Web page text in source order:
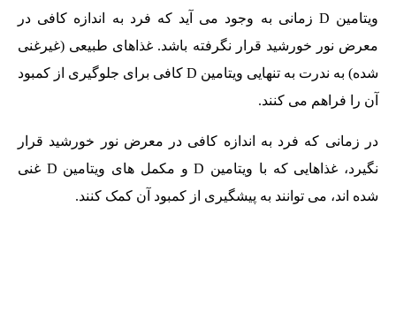
ویتامین D زمانی به وجود می آید که فرد به اندازه کافی در
معرض نور خورشید قرار نگرفته باشد. غذاهای طبیعی (غیرغنی
شده) به ندرت به تنهایی ویتامین D کافی برای جلوگیری از کمبود
آن را فراهم می کنند.
در زمانی که فرد به اندازه کافی در معرض نور خورشید قرار
نگیرد، غذاهایی که با ویتامین D و مکمل های ویتامین D غنی
شده اند، می توانند به پیشگیری از کمبود آن کمک کنند.